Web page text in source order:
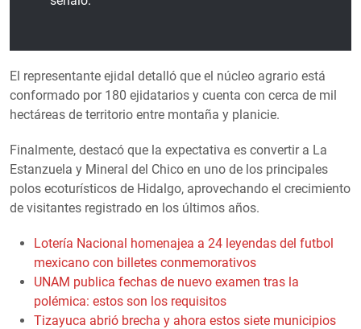
El representante ejidal detalló que el núcleo agrario está
conformado por 180 ejidatarios y cuenta con cerca de mil
hectáreas de territorio entre montaña y planicie.
Finalmente, destacó que la expectativa es convertir a La
Estanzuela y Mineral del Chico en uno de los principales
polos ecoturísticos de Hidalgo, aprovechando el crecimiento
de visitantes registrado en los últimos años.
Lotería Nacional homenajea a 24 leyendas del futbol
mexicano con billetes conmemorativos
UNAM publica fechas de nuevo examen tras la
polémica: estos son los requisitos
Tizayuca abrió brecha y ahora estos siete municipios